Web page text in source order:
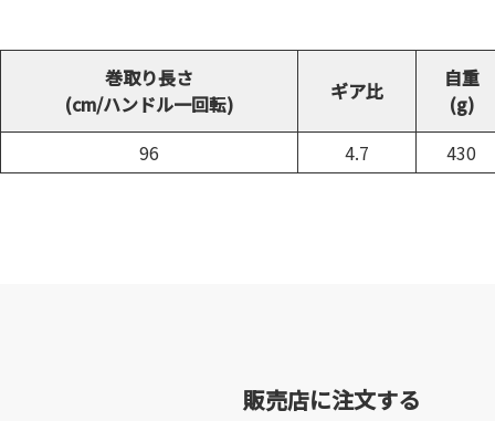
巻取り長さ
(cm/ハンドル一回転)
ギア比
自重
(g)
96
4.7 430
販売店に注文する